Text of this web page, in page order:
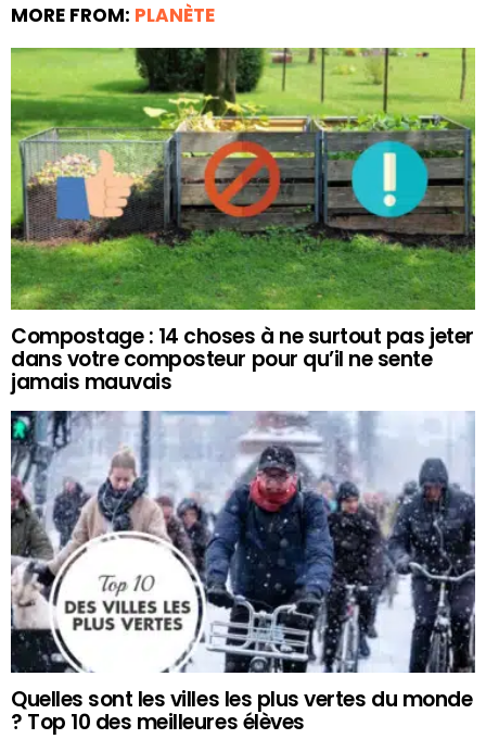
MORE FROM: PLANÈTE
Compostage : 14 choses à ne surtout pas jeter
dans votre composteur pour qu’il ne sente
jamais mauvais
Quelles sont les villes les plus vertes du monde
? Top 10 des meilleures élèves